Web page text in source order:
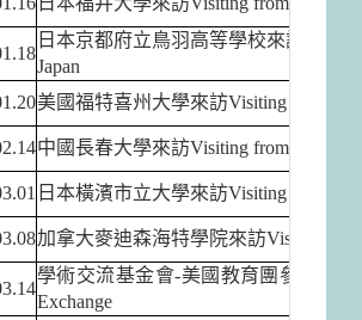
日本京都府立鳥羽高等學校來訪
Japan
美國福特喜州大學來訪Visiting from
中國長春大學來訪Visiting from
日本橫濱市立大學來訪Visiting from
加拿大麥迪森海特學院來訪Visiting
學術交流基金會-美國教育團參訪團來
Exchange